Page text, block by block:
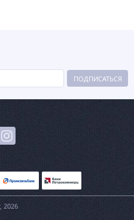
ПОДПИСАТЬСЯ
2026